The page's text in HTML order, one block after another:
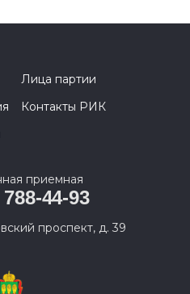
Лица партии
Контакты РИК
приемная
44-93
проспект, д. 39